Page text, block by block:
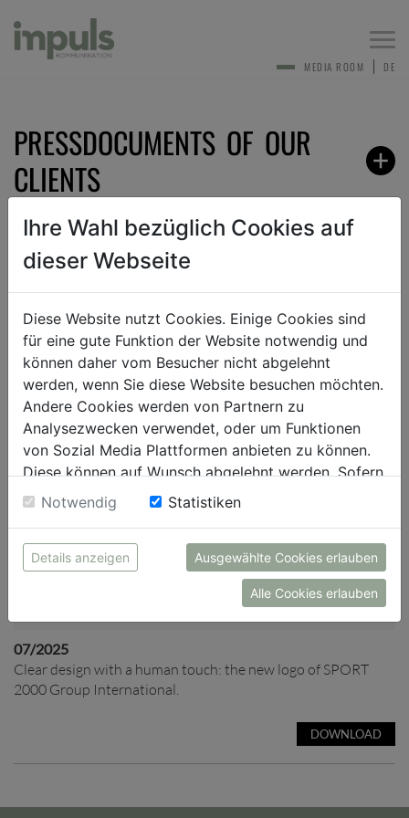
DE
MEDIA ROOM
PRESSDOCUMENTS OF OUR
CLIENTS
BACK
TEXT PICTURE DOCUMENT
07/2025
Clear design with a human touch: the new logo of SPORT
2000 Group International.
DOWNLOAD
Ihre Wahl bezüglich Cookies auf
dieser Webseite
Diese Website nutzt Cookies. Einige Cookies sind
für eine gute Funktion der Website notwendig und
können daher vom Besucher nicht abgelehnt
werden, wenn Sie diese Website besuchen möchten.
Andere Cookies werden von Partnern zu
Analysezwecken verwendet, oder um Funktionen
von Sozial Media Plattformen anbieten zu können.
Diese können auf Wunsch abgelehnt werden. Sofern
sie unsere Webseite weiter nutzen, geben Sie
Einwilligung zu unseren Cookies.
Notwendig Statistiken
Details anzeigen Ausgewählte Cookies erlauben
Alle Cookies erlauben